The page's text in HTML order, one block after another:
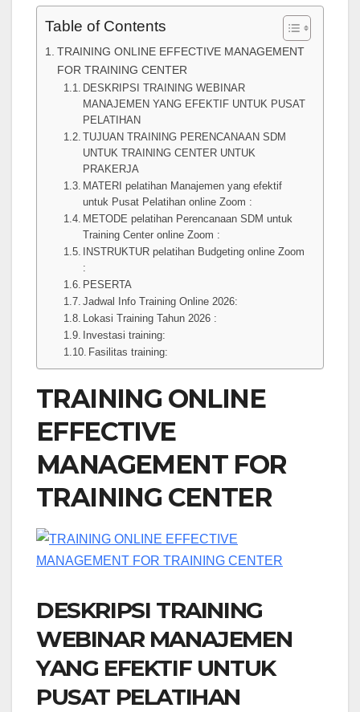
Table of Contents
TRAINING ONLINE EFFECTIVE MANAGEMENT
FOR TRAINING CENTER
DESKRIPSI TRAINING WEBINAR
MANAJEMEN YANG EFEKTIF UNTUK PUSAT
PELATIHAN
TUJUAN TRAINING PERENCANAAN SDM
UNTUK TRAINING CENTER UNTUK
PRAKERJA
MATERI pelatihan Manajemen yang efektif
untuk Pusat Pelatihan online Zoom :
METODE pelatihan Perencanaan SDM untuk
Training Center online Zoom :
INSTRUKTUR pelatihan Budgeting online Zoom
:
PESERTA
Jadwal Info Training Online 2026:
Lokasi Training Tahun 2026 :
Investasi training:
Fasilitas training:
TRAINING ONLINE
EFFECTIVE
MANAGEMENT FOR
TRAINING CENTER
DESKRIPSI TRAINING
WEBINAR MANAJEMEN
YANG EFEKTIF UNTUK
PUSAT PELATIHAN